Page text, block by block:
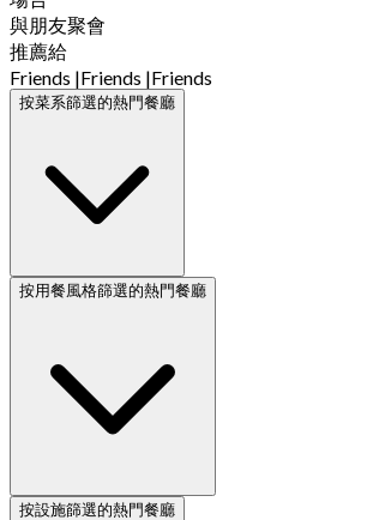
與朋友聚會
推薦給
Friends |Friends |Friends
按菜系篩選的熱門餐廳
按用餐風格篩選的熱門餐廳
按設施篩選的熱門餐廳